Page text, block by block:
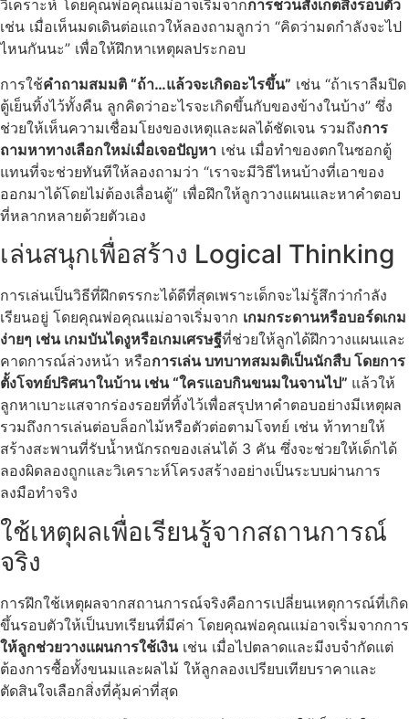
วิเคราะห์ โดยคุณพ่อคุณแม่อาจเริ่มจากการชวนสังเกตสิ่งรอบตัว
เช่น เมื่อเห็นมดเดินต่อแถวให้ลองถามลูกว่า “คิดว่ามดกำลังจะไป
ไหนกันนะ” เพื่อให้ฝึกหาเหตุผลประกอบ
การใช้คำถามสมมติ “ถ้า…แล้วจะเกิดอะไรขึ้น” เช่น “ถ้าเราลืมปิด
ตู้เย็นทิ้งไว้ทั้งคืน ลูกคิดว่าอะไรจะเกิดขึ้นกับของข้างในบ้าง” ซึ่ง
ช่วยให้เห็นความเชื่อมโยงของเหตุและผลได้ชัดเจน รวมถึงการ
ถามหาทางเลือกใหม่เมื่อเจอปัญหา เช่น เมื่อทำของตกในซอกตู้
แทนที่จะช่วยทันทีให้ลองถามว่า “เราจะมีวิธีไหนบ้างที่เอาของ
ออกมาได้โดยไม่ต้องเลื่อนตู้” เพื่อฝึกให้ลูกวางแผนและหาคำตอบ
ที่หลากหลายด้วยตัวเอง
เล่นสนุกเพื่อสร้าง Logical Thinking
การเล่นเป็นวิธีที่ฝึกตรรกะได้ดีที่สุดเพราะเด็กจะไม่รู้สึกว่ากำลัง
เรียนอยู่ โดยคุณพ่อคุณแม่อาจเริ่มจาก เกมกระดานหรือบอร์ดเกม
ง่ายๆ เช่น เกมบันไดงูหรือเกมเศรษฐีที่ช่วยให้ลูกได้ฝึกวางแผนและ
คาดการณ์ล่วงหน้า หรือการเล่น บทบาทสมมติเป็นนักสืบ โดยการ
ตั้งโจทย์ปริศนาในบ้าน เช่น “ใครแอบกินขนมในจานไป” แล้วให้
ลูกหาเบาะแสจากร่องรอยที่ทิ้งไว้เพื่อสรุปหาคำตอบอย่างมีเหตุผล
รวมถึงการเล่นต่อบล็อกไม้หรือตัวต่อตามโจทย์ เช่น ท้าทายให้
สร้างสะพานที่รับน้ำหนักรถของเล่นได้ 3 คัน ซึ่งจะช่วยให้เด็กได้
ลองผิดลองถูกและวิเคราะห์โครงสร้างอย่างเป็นระบบผ่านการ
ลงมือทำจริง
ใช้เหตุผลเพื่อเรียนรู้จากสถานการณ์
จริง
การฝึกใช้เหตุผลจากสถานการณ์จริงคือการเปลี่ยนเหตุการณ์ที่เกิด
ขึ้นรอบตัวให้เป็นบทเรียนที่มีค่า โดยคุณพ่อคุณแม่อาจเริ่มจากการ
ให้ลูกช่วยวางแผนการใช้เงินเช่น เมื่อไปตลาดและมีงบจำกัดแต่
ต้องการซื้อทั้งขนมและผลไม้ ให้ลูกลองเปรียบเทียบราคาและ
ตัดสินใจเลือกสิ่งที่คุ้มค่าที่สุด